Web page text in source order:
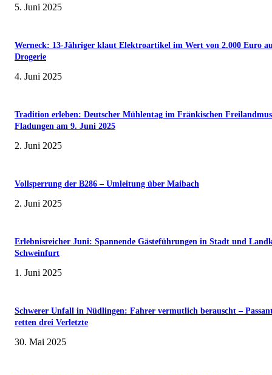
5. Juni 2025
Werneck: 13-Jähriger klaut Elektroartikel im Wert von 2.000 Euro
Drogerie
4. Juni 2025
Tradition erleben: Deutscher Mühlentag im Fränkischen
Fladungen am 9. Juni 2025
2. Juni 2025
Vollsperrung der B286 – Umleitung über Maibach
2. Juni 2025
Erlebnisreicher Juni: Spannende Gästeführungen in Stadt und
Schweinfurt
1. Juni 2025
Schwerer Unfall in Nüdlingen: Fahrer vermutlich berauscht –
retten drei Verletzte
30. Mai 2025